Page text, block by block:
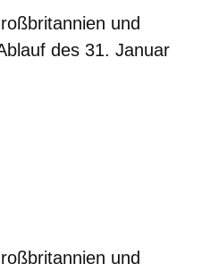
und
des 31. Januar
und